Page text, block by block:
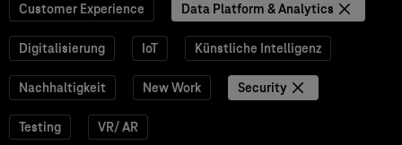
Customer Experience Data Platform & Analytics
Digitalisierung IoT Künstliche Intelligenz
Nachhaltigkeit New Work Security
Testing VR/ AR